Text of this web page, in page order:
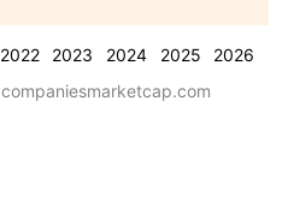
2022 2023 2024 2025 2026
companiesmarketcap.com